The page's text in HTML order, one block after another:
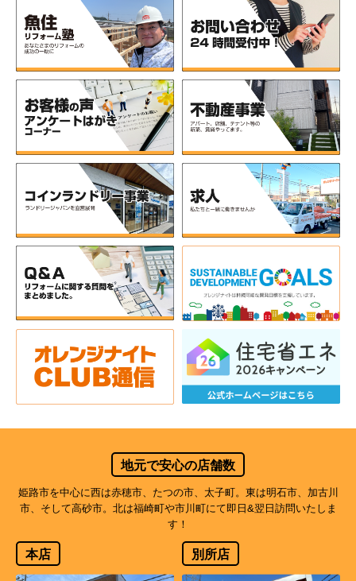
地元で安心の店舗数
姫路市を中心に西は赤穂市、たつの市、太子町。東は明石市、加古川
市、そして高砂市。北は福崎町や市川町にて即日&翌日訪問いたしま
す！
本店 別所店